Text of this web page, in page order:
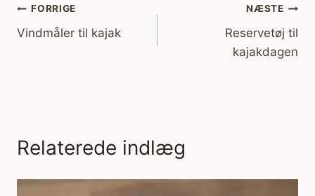
Indlægsnavigation
FORRIGE
Vindmåler til kajak
NÆSTE
Reservetøj til
kajakdagen
Relaterede indlæg